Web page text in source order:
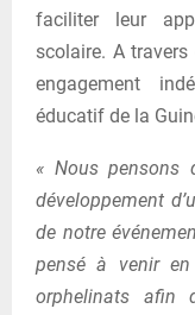
faciliter leur
scolaire. A travers
engagement
éducatif de la
« Nous pensons
développement
de notre
pensé à venir
orphelinats afin